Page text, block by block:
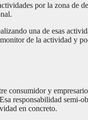
por la zona de
una de esas
de la actividad y
consumidor y
responsabilidad semi-
en concreto.